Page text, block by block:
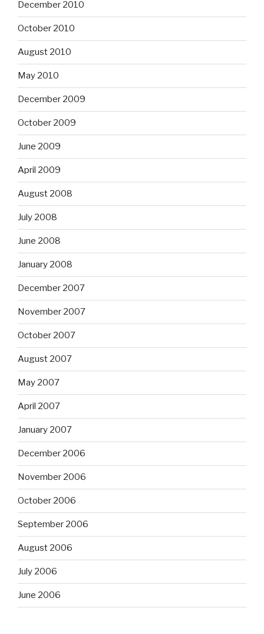
December 2010
October 2010
August 2010
May 2010
December 2009
October 2009
June 2009
April 2009
August 2008
July 2008
June 2008
January 2008
December 2007
November 2007
October 2007
August 2007
May 2007
April 2007
January 2007
December 2006
November 2006
October 2006
September 2006
August 2006
July 2006
June 2006